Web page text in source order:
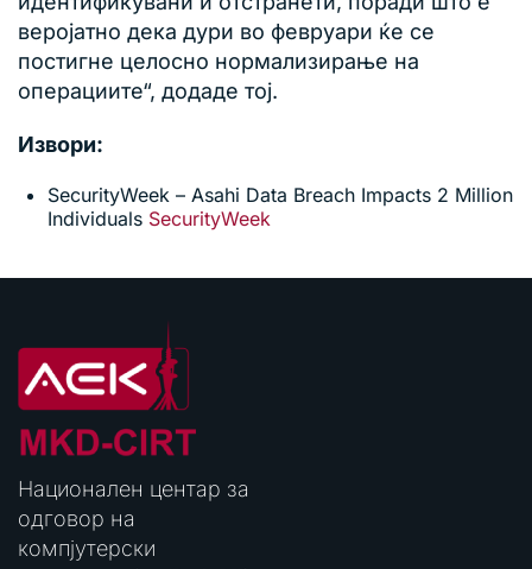
веројатно дека дури во февруари ќе се
постигне целосно нормализирање на
операциите“, додаде тој.
Извори:
SecurityWeek – Asahi Data Breach Impacts 2 Million
Individuals SecurityWeek
Национален центар за
одговор на
компјутерски